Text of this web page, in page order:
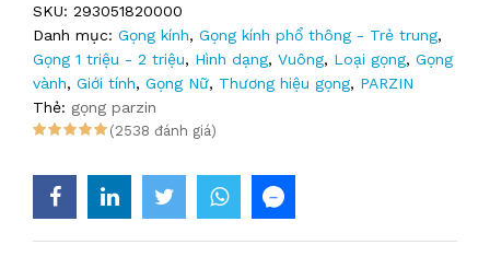
SKU: 293051820000
Danh mục: Gọng kính, Gọng kính phổ thông - Trẻ trung,
Gọng 1 triệu - 2 triệu, Hình dạng, Vuông, Loại gọng, Gọng
vành, Giới tính, Gọng Nữ, Thương hiệu gọng, PARZIN
Thẻ: gọng parzin
(2538 đánh giá)